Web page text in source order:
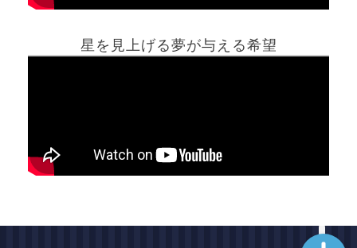
星を見上げる夢が与える希望
ホーム
最新記事動画